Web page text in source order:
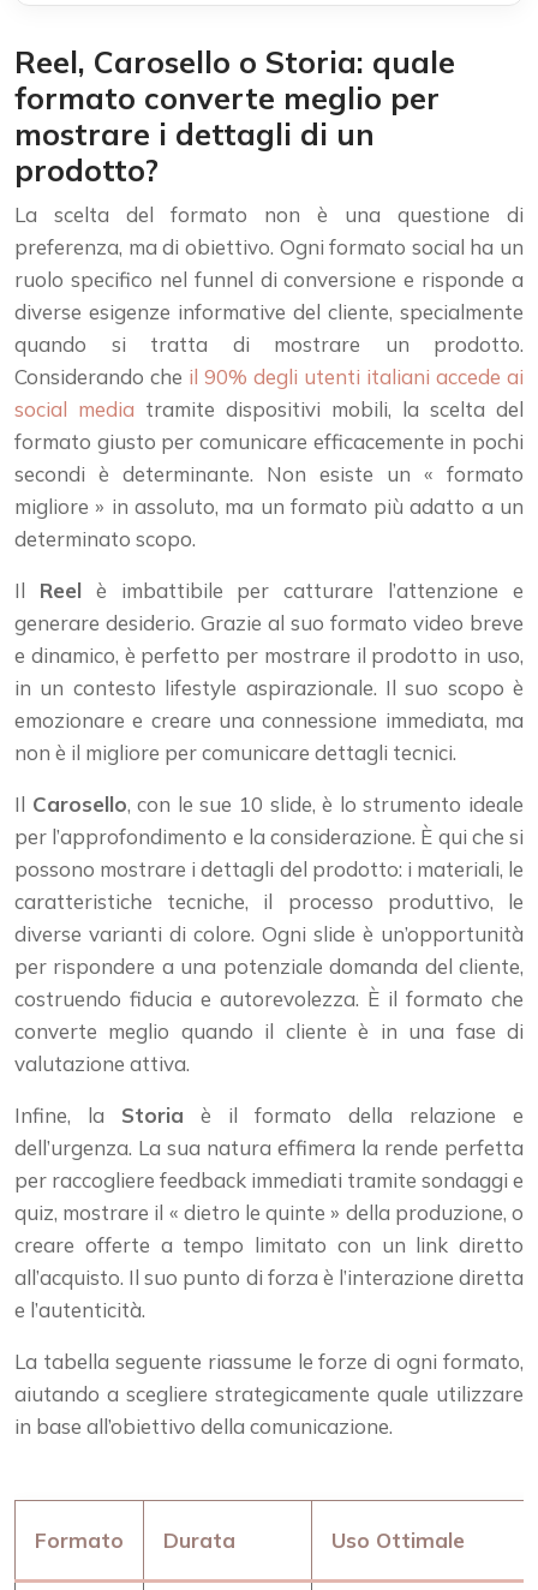
Reel, Carosello o Storia: quale
formato converte meglio per
mostrare i dettagli di un
prodotto?
La scelta del formato non è una questione di
preferenza, ma di obiettivo. Ogni formato social ha un
ruolo specifico nel funnel di conversione e risponde a
diverse esigenze informative del cliente, specialmente
quando si tratta di mostrare un prodotto.
Considerando che il 90% degli utenti italiani accede ai
social media tramite dispositivi mobili, la scelta del
formato giusto per comunicare efficacemente in pochi
secondi è determinante. Non esiste un « formato
migliore » in assoluto, ma un formato più adatto a un
determinato scopo.
Il Reel è imbattibile per catturare l’attenzione e
generare desiderio. Grazie al suo formato video breve
e dinamico, è perfetto per mostrare il prodotto in uso,
in un contesto lifestyle aspirazionale. Il suo scopo è
emozionare e creare una connessione immediata, ma
non è il migliore per comunicare dettagli tecnici.
Il Carosello, con le sue 10 slide, è lo strumento ideale
per l’approfondimento e la considerazione. È qui che si
possono mostrare i dettagli del prodotto: i materiali, le
caratteristiche tecniche, il processo produttivo, le
diverse varianti di colore. Ogni slide è un’opportunità
per rispondere a una potenziale domanda del cliente,
costruendo fiducia e autorevolezza. È il formato che
converte meglio quando il cliente è in una fase di
valutazione attiva.
Infine, la Storia è il formato della relazione e
dell’urgenza. La sua natura effimera la rende perfetta
per raccogliere feedback immediati tramite sondaggi e
quiz, mostrare il « dietro le quinte » della produzione, o
creare offerte a tempo limitato con un link diretto
all’acquisto. Il suo punto di forza è l’interazione diretta
e l’autenticità.
La tabella seguente riassume le forze di ogni formato,
aiutando a scegliere strategicamente quale utilizzare
in base all’obiettivo della comunicazione.
Formato Durata Uso Ottimale